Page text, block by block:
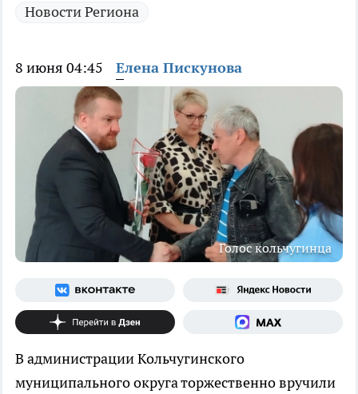
Новости Региона
8 июня 04:45 Елена Пискунова
Голос кольчугинца
В администрации Кольчугинского
муниципального округа торжественно вручили